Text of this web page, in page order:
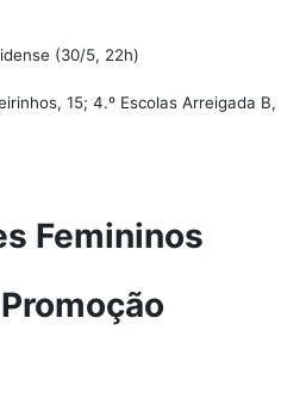
(30/5, 22h)
15; 4.º Escolas Arreigada B,
Femininos